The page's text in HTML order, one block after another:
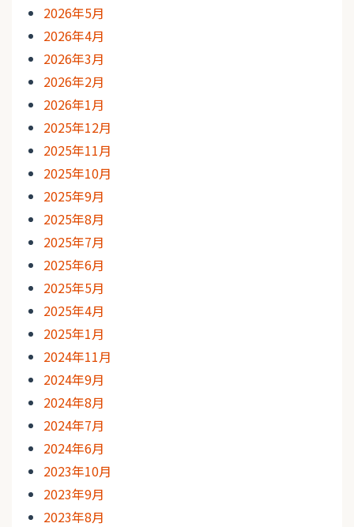
2026年5月
2026年4月
2026年3月
2026年2月
2026年1月
2025年12月
2025年11月
2025年10月
2025年9月
2025年8月
2025年7月
2025年6月
2025年5月
2025年4月
2025年1月
2024年11月
2024年9月
2024年8月
2024年7月
2024年6月
2023年10月
2023年9月
2023年8月